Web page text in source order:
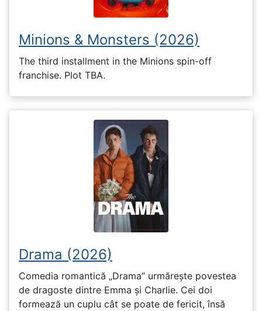
Minions & Monsters (2026)
The third installment in the Minions spin-off
franchise. Plot TBA.
Drama (2026)
Comedia romantică „Drama” urmărește povestea
de dragoste dintre Emma și Charlie. Cei doi
formează un cuplu cât se poate de fericit, însă